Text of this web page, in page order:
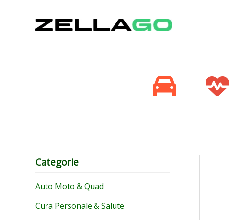
contenuto
Categorie
Auto Moto & Quad
Cura Personale & Salute